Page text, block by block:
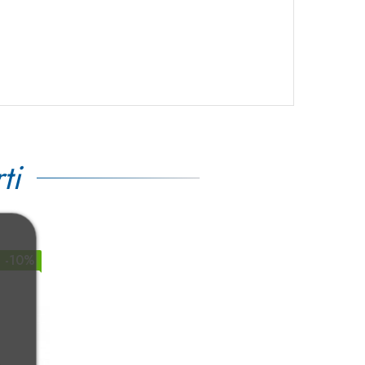
-10%